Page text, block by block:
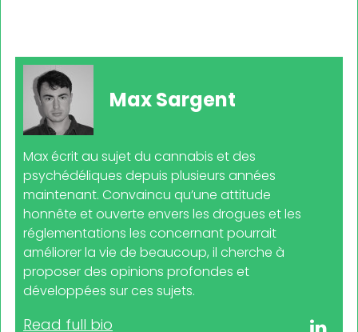
Max Sargent
Max écrit au sujet du cannabis et des
psychédéliques depuis plusieurs années
maintenant. Convaincu qu’une attitude
honnête et ouverte envers les drogues et les
réglementations les concernant pourrait
améliorer la vie de beaucoup, il cherche à
proposer des opinions profondes et
développées sur ces sujets.
Read full bio